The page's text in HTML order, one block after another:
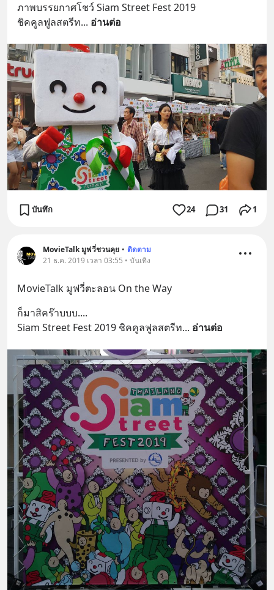
ภาพบรรยกาศโชว์ Siam Street Fest 2019
ชิคคูลฟูลสตรีท... อ่านต่อ
บันทึก 24 31 1
MovieTalk มูฟวี่ชวนคุย • ติดตาม
21 ธ.ค. 2019 เวลา 03:55 • บันเทิง
MovieTalk มูฟวี่ตะลอน On the Way
ก็มาสิคร๊าบบบ....
Siam Street Fest 2019 ชิคคูลฟูลสตรีท... อ่านต่อ